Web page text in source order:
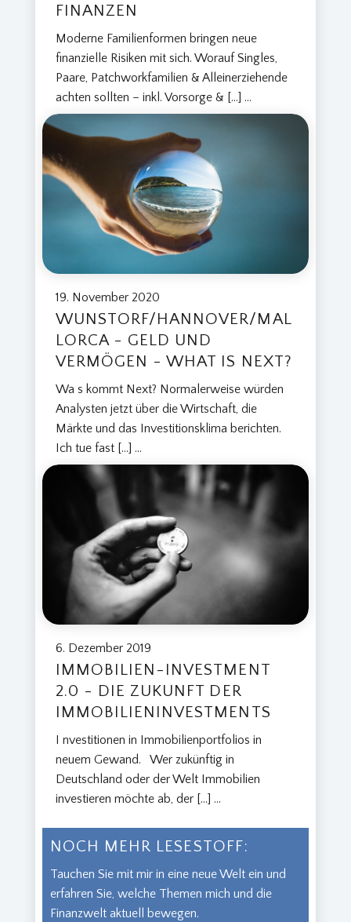
FINANZEN
Moderne Familienformen bringen neue
finanzielle Risiken mit sich. Worauf Singles,
Paare, Patchworkfamilien & Alleinerziehende
achten sollten – inkl. Vorsorge & […] ...
19. November 2020
WUNSTORF/HANNOVER/MAL
LORCA - GELD UND
VERMÖGEN - WHAT IS NEXT?
Wa s kommt Next? Normalerweise würden
Analysten jetzt über die Wirtschaft, die
Märkte und das Investitionsklima berichten.
Ich tue fast […] ...
6. Dezember 2019
IMMOBILIEN-INVESTMENT
2.0 - DIE ZUKUNFT DER
IMMOBILIENINVESTMENTS
I nvestitionen in Immobilienportfolios in
neuem Gewand. Wer zukünftig in
Deutschland oder der Welt Immobilien
investieren möchte ab, der […] ...
NOCH MEHR LESESTOFF:
Tauchen Sie mit mir in eine neue Welt ein und
erfahren Sie, welche Themen mich und die
Finanzwelt aktuell bewegen.
W
U
N
S
T
O
R
F
/
H
A
N
O
V
E
R
/
M
L
O
R
C
A
-
G
L
N
D
V
E
R
M
Ö
G
N
-
W
H
A